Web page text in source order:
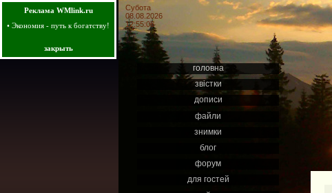
Реклама WMlink.ru
• Экономия - путь к богатству!
закрыть
Субота
08.08.2026
12:55:06
головна
звістки
дописи
файли
знимки
блог
форум
для гостей